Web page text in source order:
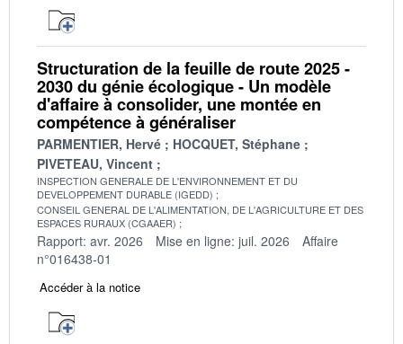
Structuration de la feuille de route 2025 -
2030 du génie écologique - Un modèle
d'affaire à consolider, une montée en
compétence à généraliser
PARMENTIER, Hervé
HOCQUET, Stéphane
PIVETEAU, Vincent
INSPECTION GENERALE DE L'ENVIRONNEMENT ET DU
DEVELOPPEMENT DURABLE (IGEDD)
CONSEIL GENERAL DE L'ALIMENTATION, DE L'AGRICULTURE ET DES
ESPACES RURAUX (CGAAER)
Rapport: avr. 2026 Mise en ligne: juil. 2026
Affaire
n°016438-01
Accéder à la notice